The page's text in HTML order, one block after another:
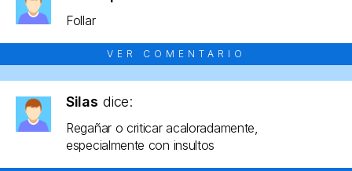
Follar
VER COMENTARIO
Silas dice:
Regañar o criticar acaloradamente,
especialmente con insultos